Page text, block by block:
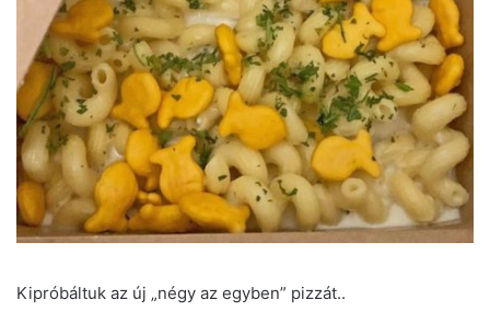
Kipróbáltuk az új „négy az egyben” pizzát..